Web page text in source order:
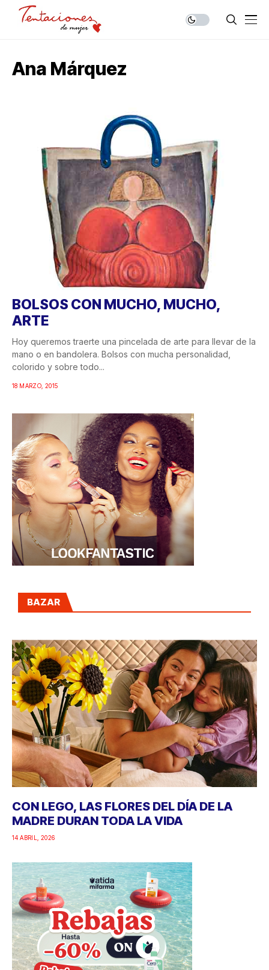
Ana Márquez
BOLSOS CON MUCHO, MUCHO,
ARTE
Hoy queremos traerte una pincelada de arte para llevar de la
mano o en bandolera. Bolsos con mucha personalidad,
colorido y sobre todo...
18 MARZO, 2015
BAZAR
CON LEGO, LAS FLORES DEL DÍA DE LA
MADRE DURAN TODA LA VIDA
14 ABRIL, 2026